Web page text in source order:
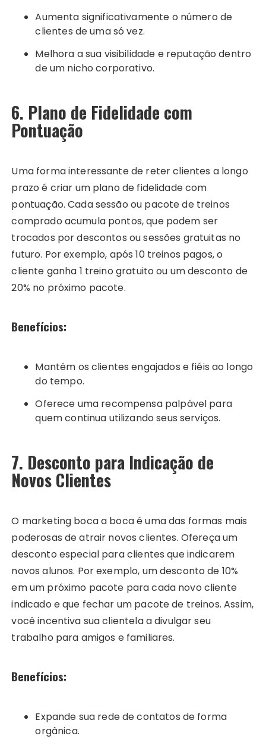
Aumenta significativamente o número de
clientes de uma só vez.
Melhora a sua visibilidade e reputação dentro
de um nicho corporativo.
6. Plano de Fidelidade com
Pontuação
Uma forma interessante de reter clientes a longo
prazo é criar um plano de fidelidade com
pontuação. Cada sessão ou pacote de treinos
comprado acumula pontos, que podem ser
trocados por descontos ou sessões gratuitas no
futuro. Por exemplo, após 10 treinos pagos, o
cliente ganha 1 treino gratuito ou um desconto de
20% no próximo pacote.
Benefícios:
Mantém os clientes engajados e fiéis ao longo
do tempo.
Oferece uma recompensa palpável para
quem continua utilizando seus serviços.
7. Desconto para Indicação de
Novos Clientes
O marketing boca a boca é uma das formas mais
poderosas de atrair novos clientes. Ofereça um
desconto especial para clientes que indicarem
novos alunos. Por exemplo, um desconto de 10%
em um próximo pacote para cada novo cliente
indicado e que fechar um pacote de treinos. Assim,
você incentiva sua clientela a divulgar seu
trabalho para amigos e familiares.
Benefícios:
Expande sua rede de contatos de forma
orgânica.